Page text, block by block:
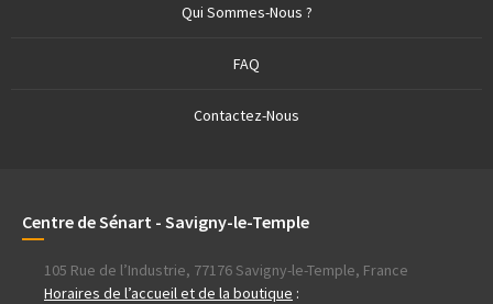
Qui Sommes-Nous ?
FAQ
Contactez-Nous
Centre de Sénart - Savigny-le-Temple
105 Rue de l’Industrie, 77176 Savigny-le-Temple, France
Horaires de l’accueil et de la boutique :